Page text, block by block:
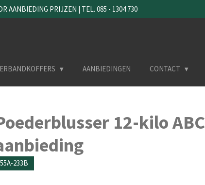
AANBIEDING PRIJZEN | TEL. 085 - 1304 730
AANBIEDINGEN CONTACT
12-kilo ABC
55A-233B